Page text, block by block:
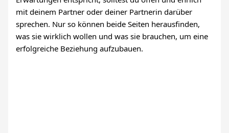
mit deinem Partner oder deiner Partnerin darüber
sprechen. Nur so können beide Seiten herausfinden,
was sie wirklich wollen und was sie brauchen, um eine
erfolgreiche Beziehung aufzubauen.